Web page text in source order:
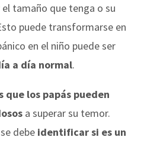
tamaño que tenga o su
puede transformarse en
en el niño puede ser
a día normal.
que los papás pueden
a superar su temor.
debe identificar si es un